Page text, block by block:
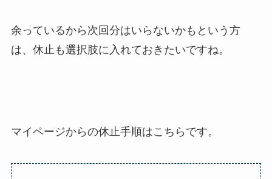
余っているから次回分はいらないかもという方
は、休止も選択肢に入れておきたいですね。
マイページからの休止手順はこちらです。